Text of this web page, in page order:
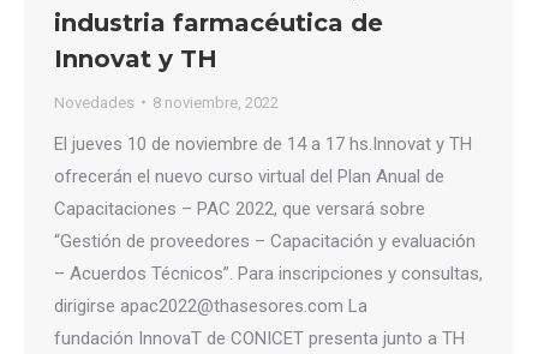
industria farmacéutica de
Innovat y TH
Novedades 8 noviembre, 2022
El jueves 10 de noviembre de 14 a 17 hs.Innovat y TH
ofrecerán el nuevo curso virtual del Plan Anual de
Capacitaciones – PAC 2022, que versará sobre
“Gestión de proveedores – Capacitación y evaluación
– Acuerdos Técnicos”. Para inscripciones y consultas,
dirigirse apac2022@thasesores.com La
fundación InnovaT de CONICET presenta junto a TH